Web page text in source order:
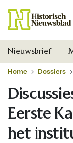
Nieuwsbrief
Home Dossiers
Eerste
het